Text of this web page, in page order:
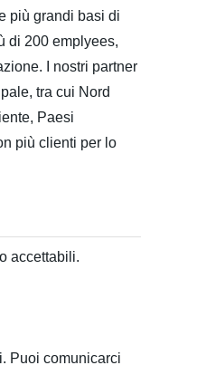
più grandi basi di
di 200 emplyees,
I nostri partner
tra cui Nord
Paesi
più clienti per lo
accettabili.
Puoi comunicarci